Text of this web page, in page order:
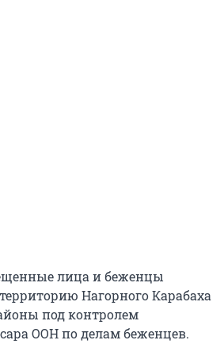
лица и беженцы
Нагорного Карабаха
под контролем
ООН по делам беженцев.